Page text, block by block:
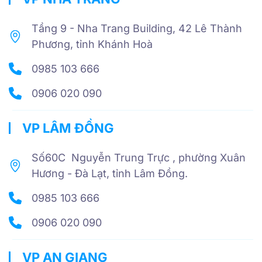
Tầng 9 - Nha Trang Building, 42 Lê Thành
Phương, tỉnh Khánh Hoà
0985 103 666
0906 020 090
VP LÂM ĐỒNG
Số60C Nguyễn Trung Trực , phường Xuân
Hương - Đà Lạt, tỉnh Lâm Đồng.
0985 103 666
0906 020 090
VP AN GIANG